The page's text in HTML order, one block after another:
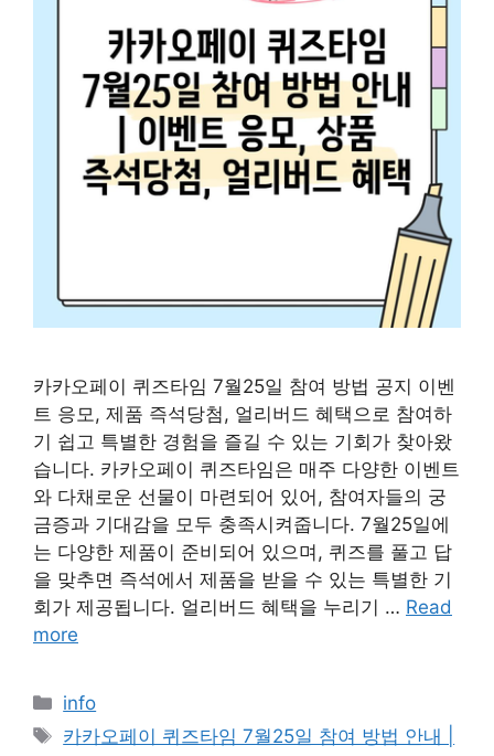
카카오페이 퀴즈타임 7월25일 참여 방법 공지 이벤
트 응모, 제품 즉석당첨, 얼리버드 혜택으로 참여하
기 쉽고 특별한 경험을 즐길 수 있는 기회가 찾아왔
습니다. 카카오페이 퀴즈타임은 매주 다양한 이벤트
와 다채로운 선물이 마련되어 있어, 참여자들의 궁
금증과 기대감을 모두 충족시켜줍니다. 7월25일에
는 다양한 제품이 준비되어 있으며, 퀴즈를 풀고 답
을 맞추면 즉석에서 제품을 받을 수 있는 특별한 기
회가 제공됩니다. 얼리버드 혜택을 누리기 … Read
more
Categories
info
Tags
카카오페이 퀴즈타임 7월25일 참여 방법 안내 |